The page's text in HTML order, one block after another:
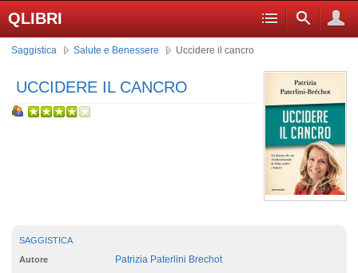
QLIBRI
Saggistica Salute e Benessere Uccidere il cancro
UCCIDERE IL CANCRO
SAGGISTICA
Autore Patrizia Paterlini Brechot